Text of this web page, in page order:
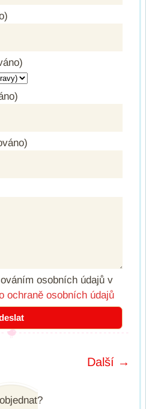
osobních údajů v
ochraně osobních údajů
Další →